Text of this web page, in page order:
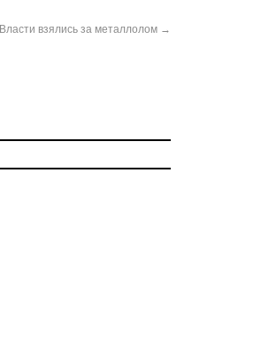
Власти взялись за металлолом →